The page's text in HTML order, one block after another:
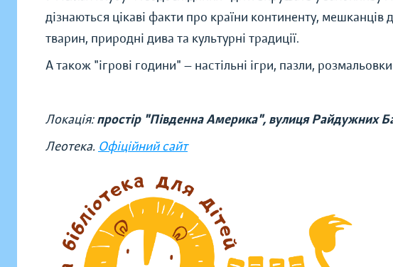
дізнаються цікаві факти про країни континенту, мешканців
тварин, природні дива та культурні традиції.
А також "ігрові години" — настільні ігри, пазли,
Локація:простір "Південна Америка", вулиця Райдужних
Леотека. Офіційний сайт